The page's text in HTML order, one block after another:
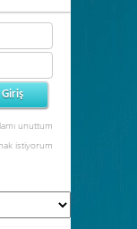
unuttum
istiyorum